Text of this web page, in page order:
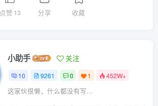
点赞 13 分享 收藏
小助手 关注
10 9261 0 1 452W+
这家伙很懒，什么都没有写...